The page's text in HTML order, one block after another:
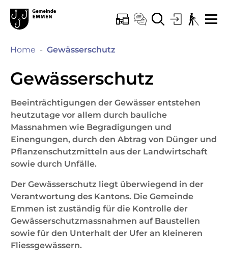
zur Startseite
Direkt zur Hauptnavigation
Direkt zum Inhalt
Direkt zur Suche
Direkt zum Stichwortverzeichnis
KopfzeileEmmen
Hauptnavigation
ONLINE-SCHALTER
KONTAKT
SUCHELOGIN
Hauptinhalt
Home Gewässerschutz
Gewässerschutz
Beeinträchtigungen der Gewässer entstehen
heutzutage vor allem durch bauliche
Massnahmen wie Begradigungen und
Einengungen, durch den Abtrag von Dünger und
Pflanzenschutzmitteln aus der Landwirtschaft
sowie durch Unfälle.
Der Gewässerschutz liegt überwiegend in der
Verantwortung des Kantons. Die Gemeinde
Emmen ist zuständig für die Kontrolle der
Gewässerschutzmassnahmen auf Baustellen
sowie für den Unterhalt der Ufer an kleineren
Fliessgewässern.